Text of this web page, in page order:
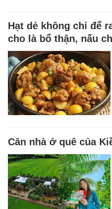
Hạt dẻ không chỉ để
cho là bổ thận, nấu
Căn nhà ở quê của